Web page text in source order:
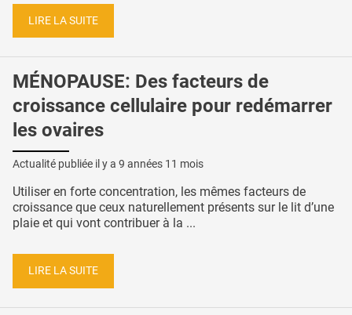
LIRE LA SUITE
MÉNOPAUSE: Des facteurs de
croissance cellulaire pour redémarrer
les ovaires
Actualité publiée il y a 9 années 11 mois
Utiliser en forte concentration, les mêmes facteurs de
croissance que ceux naturellement présents sur le lit d’une
plaie et qui vont contribuer à la ...
LIRE LA SUITE